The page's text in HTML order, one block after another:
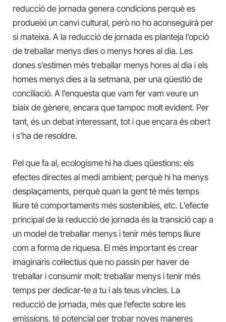
reducció de jornada genera condicions perquè es
produeixi un canvi cultural, però no ho aconseguirà per
si mateixa. A la reducció de jornada es planteja l’opció
de treballar menys dies o menys hores al dia. Les
dones s’estimen més treballar menys hores al dia i els
homes menys dies a la setmana, per una qüestió de
conciliació. A l’enquesta que vam fer vam veure un
biaix de gènere, encara que tampoc molt evident. Per
tant, és un debat interessant, tot i que encara és obert
i s’ha de resoldre.
Pel que fa al, ecologisme hi ha dues qüestions: els
efectes directes al medi ambient; perquè hi ha menys
desplaçaments, perquè quan la gent té més temps
lliure té comportaments més sostenibles, etc. L’efecte
principal de la reducció de jornada és la transició cap a
un model de treballar menys i tenir més temps lliure
com a forma de riquesa. El més important és crear
imaginaris col·lectius que no passin per haver de
treballar i consumir molt: treballar menys i tenir més
temps per dedicar-te a tu i als teus vincles. La
reducció de jornada, més que l’efecte sobre les
emissions, té potencial per trobar noves maneres